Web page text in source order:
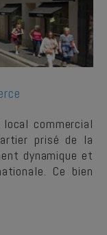
local commercial
prisé de la
dynamique et
Ce bien